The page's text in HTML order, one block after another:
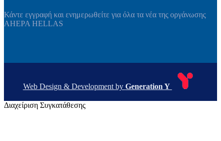
Κάντε εγγραφή και ενημερωθείτε για όλα τα νέα της οργάνωσης
AHEPA HELLAS
Web Design & Development by Generation Y
Διαχείριση Συγκατάθεσης